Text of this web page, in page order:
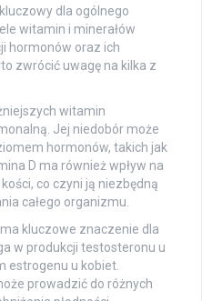
dla ogólnego
witamin i minerałów
hormonów oraz ich
zwrócić uwagę na kilka z
witamin
Jej niedobór może
hormonów, takich jak
D ma również wpływ na
co czyni ją niezbędną
całego organizmu.
kluczowe znaczenie dla
w produkcji testosteronu u
estrogenu u kobiet.
prowadzić do różnych